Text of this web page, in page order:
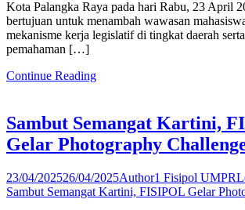
Kota Palangka Raya pada hari Rabu, 23 April
bertujuan untuk menambah wawasan
mekanisme kerja legislatif di tingkat daerah
pemahaman […]
Continue Reading
Sambut Semangat Kartini,
Gelar Photography
23/04/202526/04/2025Author1 Fisipol UMPR
Sambut Semangat Kartini, FISIPOL Gelar